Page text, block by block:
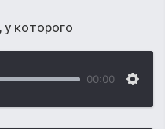
у которого
00:00